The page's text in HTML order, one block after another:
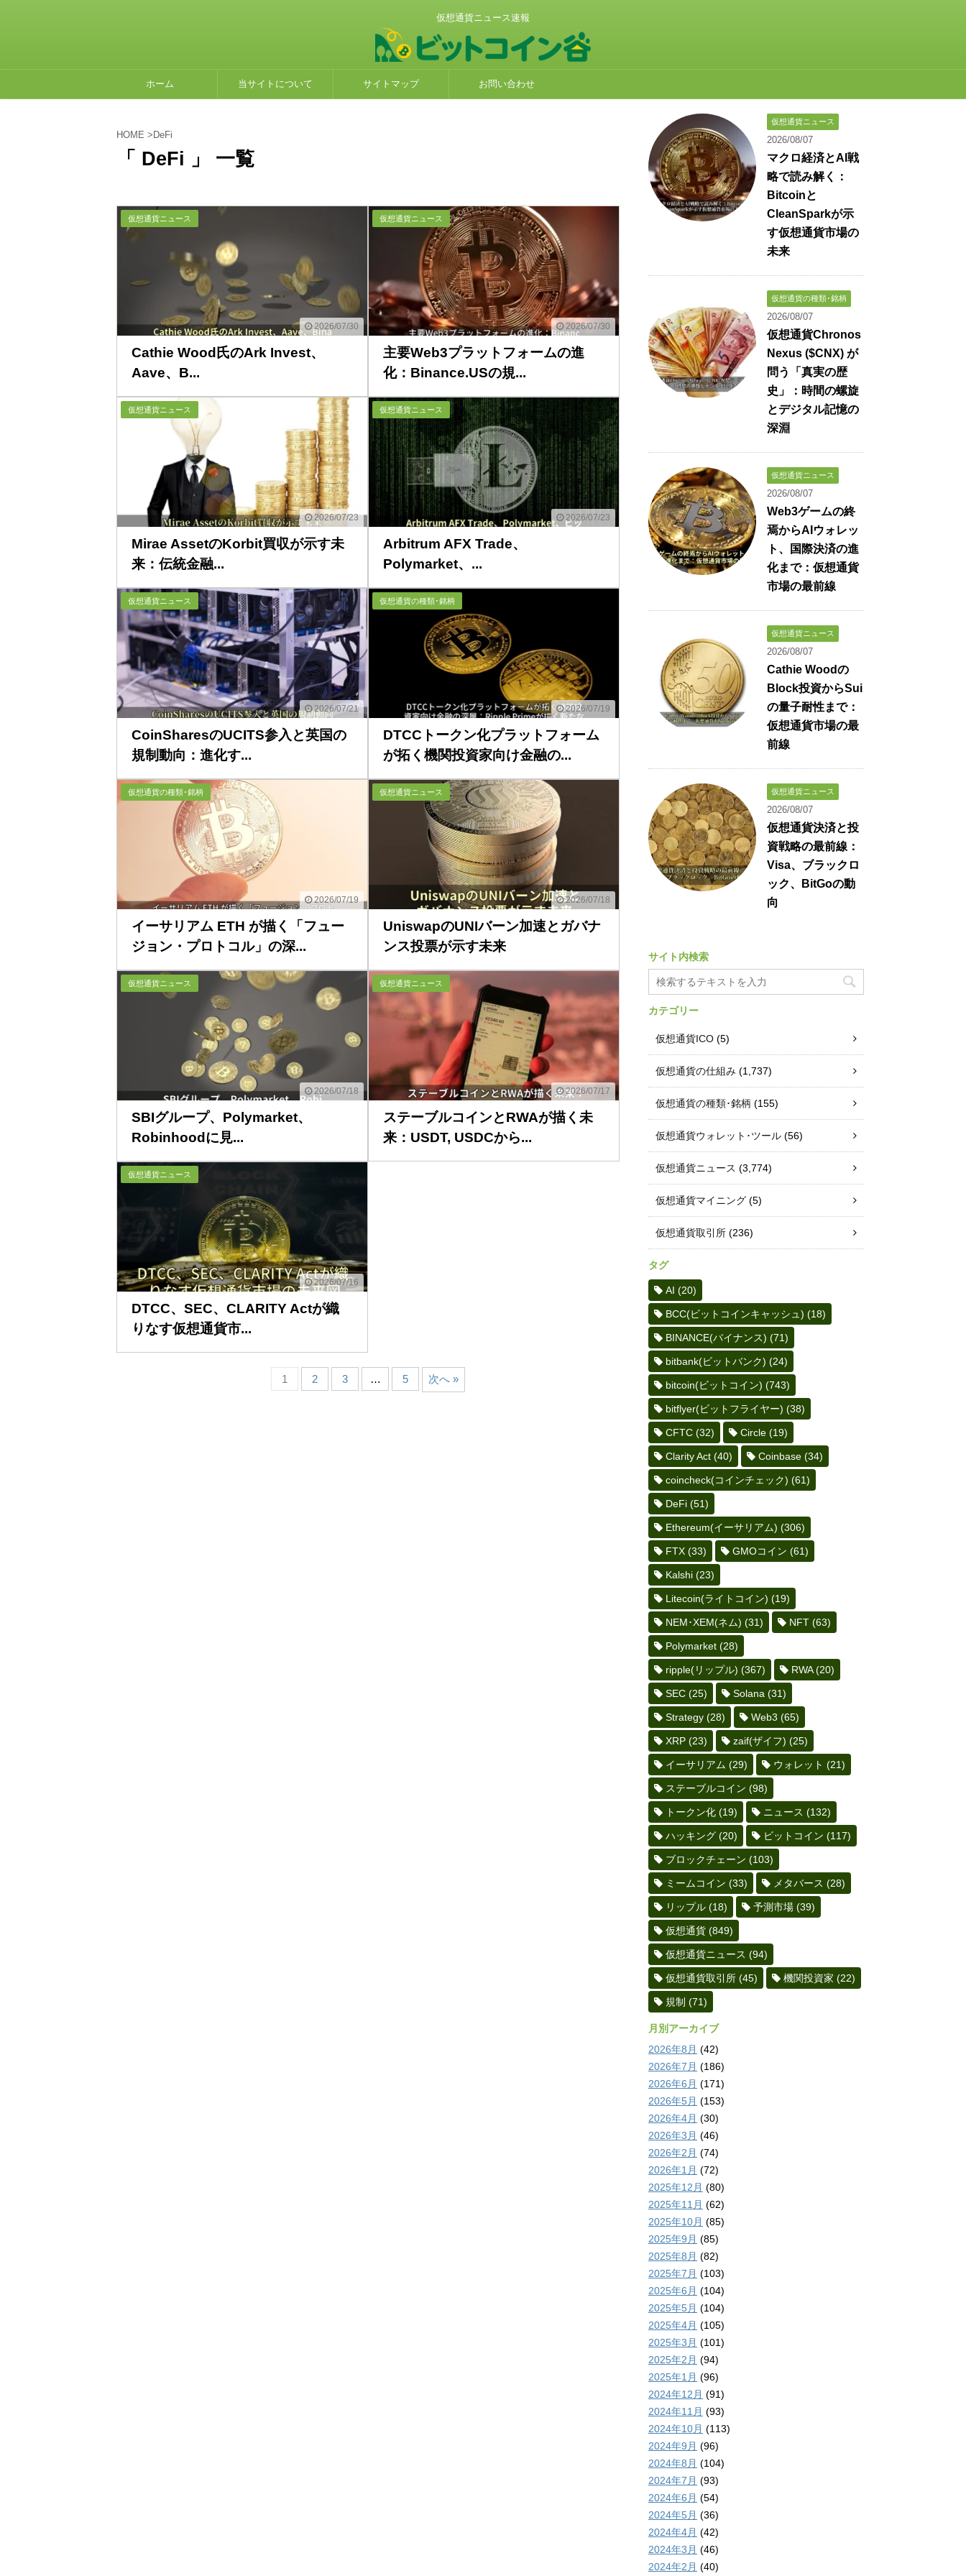
仮想通貨ニュース速報
ホーム 当サイトについて サイトマップ お問い合わせ
HOME > DeFi
「 DeFi 」 一覧
2026/07/30
仮想通貨ニュース
Cathie Wood氏のArk Invest、
Aave、B...
2026/07/30
仮想通貨ニュース
主要Web3プラットフォームの進
化：Binance.USの規...
2026/07/23
仮想通貨ニュース
Mirae AssetのKorbit買収が示す未
来：伝統金融...
2026/07/23
仮想通貨ニュース
Arbitrum AFX Trade、
Polymarket、...
2026/07/21
仮想通貨ニュース
CoinSharesのUCITS参入と英国の
規制動向：進化す...
2026/07/19
仮想通貨の種類･銘柄
DTCCトークン化プラットフォーム
が拓く機関投資家向け金融の...
2026/07/19
仮想通貨の種類･銘柄
イーサリアム ETH が描く「フュー
ジョン・プロトコル」の深...
2026/07/18
仮想通貨ニュース
UniswapのUNIバーン加速とガバナ
ンス投票が示す未来
2026/07/18
仮想通貨ニュース
SBIグループ、Polymarket、
Robinhoodに見...
2026/07/17
仮想通貨ニュース
ステーブルコインとRWAが描く未
来：USDT, USDCから...
2026/07/16
仮想通貨ニュース
DTCC、SEC、CLARITY Actが織
りなす仮想通貨市...
1 2 3 … 5 次へ »
仮想通貨ニュース
2026/08/07
マクロ経済とAI戦
略で読み解く：
Bitcoinと
CleanSparkが示
す仮想通貨市場の
未来
仮想通貨の種類･銘柄
2026/08/07
仮想通貨Chronos
Nexus ($CNX) が
問う「真実の歴
史」：時間の螺旋
とデジタル記憶の
深淵
仮想通貨ニュース
2026/08/07
Web3ゲームの終
焉からAIウォレッ
ト、国際決済の進
化まで：仮想通貨
市場の最前線
仮想通貨ニュース
2026/08/07
Cathie Woodの
Block投資からSui
の量子耐性まで：
仮想通貨市場の最
前線
仮想通貨ニュース
2026/08/07
仮想通貨決済と投
資戦略の最前線：
Visa、ブラックロ
ック、BitGoの動
向
サイト内検索
カテゴリー
仮想通貨ICO (5)
仮想通貨の仕組み (1,737)
仮想通貨の種類･銘柄 (155)
仮想通貨ウォレット･ツール (56)
仮想通貨ニュース (3,774)
仮想通貨マイニング (5)
仮想通貨取引所 (236)
タグ
AI (20)
BCC(ビットコインキャッシュ) (18)
BINANCE(バイナンス) (71)
bitbank(ビットバンク) (24)
bitcoin(ビットコイン) (743)
bitflyer(ビットフライヤー) (38)
CFTC (32) Circle (19)
Clarity Act (40) Coinbase (34)
coincheck(コインチェック) (61)
DeFi (51)
Ethereum(イーサリアム) (306)
FTX (33) GMOコイン (61)
Kalshi (23)
Litecoin(ライトコイン) (19)
NEM･XEM(ネム) (31) NFT (63)
Polymarket (28)
ripple(リップル) (367) RWA(20)
SEC (25) Solana (31)
Strategy (28) Web3 (65)
XRP (23) zaif(ザイフ) (25)
イーサリアム (29) ウォレット (21)
ステーブルコイン (98)
トークン化 (19) ニュース (132)
ハッキング (20) ビットコイン (117)
ブロックチェーン (103)
ミームコイン (33) メタバース (28)
リップル (18) 予測市場 (39)
仮想通貨 (849)
仮想通貨ニュース (94)
仮想通貨取引所 (45) 機関投資家 (22)
規制 (71)
月別アーカイブ
2026年8月 (42)
2026年7月 (186)
2026年6月 (171)
2026年5月 (153)
2026年4月 (30)
2026年3月 (46)
2026年2月 (74)
2026年1月 (72)
2025年12月 (80)
2025年11月 (62)
2025年10月 (85)
2025年9月 (85)
2025年8月 (82)
2025年7月 (103)
2025年6月 (104)
2025年5月 (104)
2025年4月 (105)
2025年3月 (101)
2025年2月 (94)
2025年1月 (96)
2024年12月 (91)
2024年11月 (93)
2024年10月 (113)
2024年9月 (96)
2024年8月 (104)
2024年7月 (93)
2024年6月 (54)
2024年5月 (36)
2024年4月 (42)
2024年3月 (46)
2024年2月 (40)